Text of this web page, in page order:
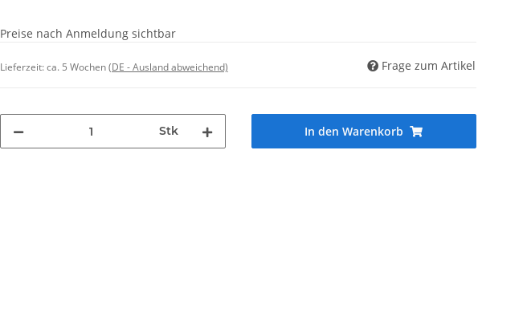
Preise nach Anmeldung sichtbar
Lieferzeit:ca. 5 Wochen(DE - Ausland abweichend) Frage zum Artikel
Stk In den Warenkorb